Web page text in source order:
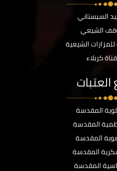
السيستاني
الشيعي
للمزارات الشيعية
كربلاء
المقدسة
المقدسة
المقدسة
المقدسة
المقدسة